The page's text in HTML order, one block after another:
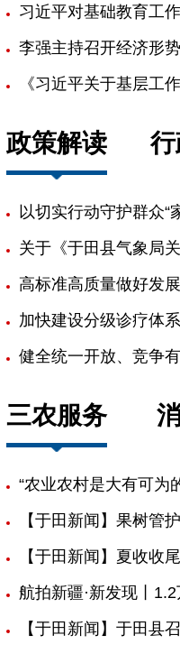
习近平对基础教育工
李强主持召开经济形
《习近平关于基层工
政策解读
以切实行动守护群众
关于《于田县气象局
高标准高质量做好发
加快建设分级诊疗体
健全统一开放、竞争
三农服务
“农业农村是大有可
【于田新闻】果树管
【于田新闻】夏收收
航拍新疆·新发现丨
【于田新闻】于田县